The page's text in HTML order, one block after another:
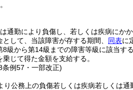
通勤により負傷し、若しくは疾病にか
して、当該障害が存する期間、 同表に
8級から第14級までの障害等級に該当す
じて得た金額を支給する。
例57・一部改正)
公務上の負傷若しくは疾病若しくは